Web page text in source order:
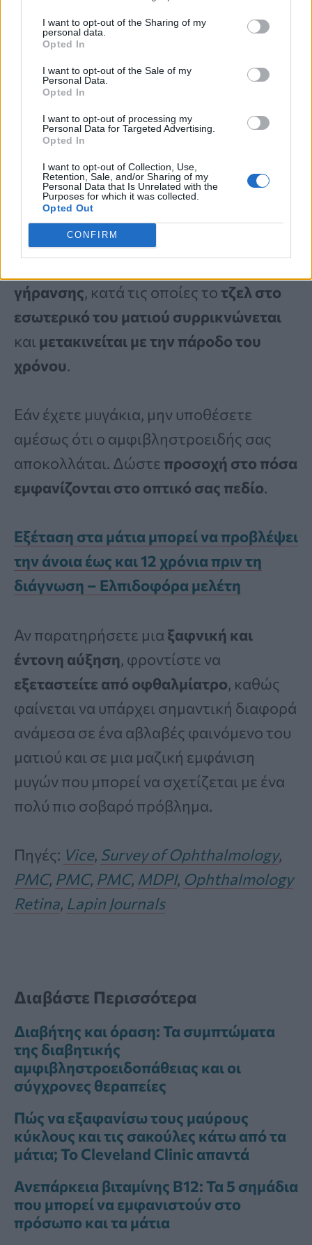
I want to opt-out of the Sharing of my
personal data.
Opted In
I want to opt-out of the Sale of my
Personal Data.
Opted In
I want to opt-out of processing my
Personal Data for Targeted Advertising.
Opted In
I want to opt-out of Collection, Use,
Retention, Sale, and/or Sharing of my
Personal Data that Is Unrelated with the
Purposes for which it was collected.
Opted Out
CONFIRM
λάμψεις φωτός.
Φυσικά, όπως είναι λογικό, όσοι
ανέφεραν ότι είχαν
συμπτώματα ταυτόχρονα διέτρεχαν
μεγαλύτερο κίνδυνο
Και πάλι, τα περισσότερα μυγάκια είναι
αβλαβή. Η πλειονότητα των
περιστατικών στη μελέτη αποδόθηκε
γήρανσης, κατά τις οποίες τοτζελ στο
εσωτερικό του ματιού συρρικνώνεται
και μετακινείται με την πάροδο του
χρόνου.
Εάν έχετε μυγάκια, μην υποθέσετε
αμέσως ότι ο αμφιβληστροειδής σας
αποκολλάται. Δώστε προσοχή στο πόσα
εμφανίζονται στο οπτικό σας πεδίο.
Εξέταση στα μάτια μπορεί να προβλέψει
την άνοια έως και 12 χρόνια πριν τη
διάγνωση – Ελπιδοφόρα μελέτη
Αν παρατηρήσετε μια ξαφνική και
έντονη αύξηση, φροντίστε να
εξεταστείτε από οφθαλμίατρο, καθώς
φαίνεται να υπάρχει σημαντική διαφορά
ανάμεσα σε ένα αβλαβές φαινόμενο του
ματιού και σε μια μαζική εμφάνιση
μυγών που μπορεί να σχετίζεται με ένα
πολύ πιο σοβαρό πρόβλημα.
Πηγές: Vice, Survey of Ophthalmology,
PMC, PMC, PMC, MDPI, Ophthalmology
Retina, Lapin Journals
Διαβάστε Περισσότερα
Διαβήτης και όραση: Τα συμπτώματα
της διαβητικής
αμφιβληστροειδοπάθειας και οι
σύγχρονες θεραπείες
Πώς να εξαφανίσω τους μαύρους
κύκλους και τις σακούλες κάτω από τα
μάτια; Το Cleveland Clinic απαντά
Ανεπάρκεια βιταμίνης Β12: Τα 5 σημάδια
που μπορεί να εμφανιστούν στο
πρόσωπο και τα μάτια